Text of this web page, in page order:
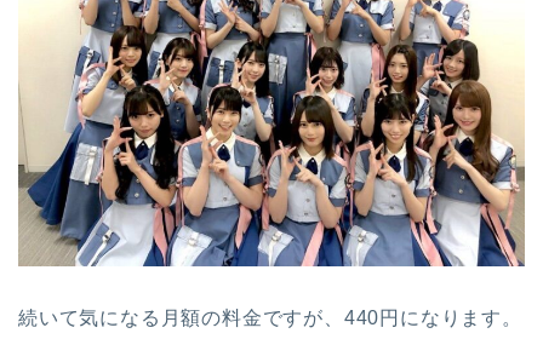
続いて気になる月額の料金ですが、440円になります。